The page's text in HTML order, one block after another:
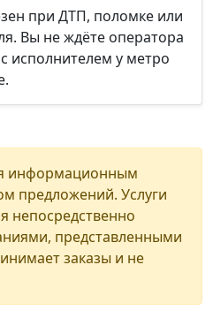
при ДТП, поломке или
Вы не ждёте оператора
исполнителем у метро
информационным
предложений. Услуги
непосредственно
представленными
заказы и не